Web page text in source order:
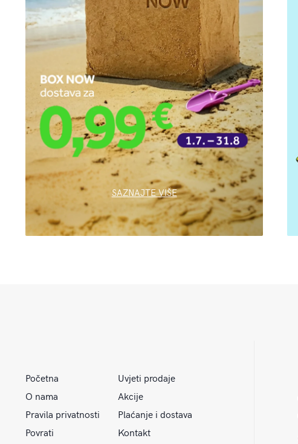
SAZNAJTE VIŠE
Početna
Uvjeti prodaje
O nama
Akcije
Pravila privatnosti
Plaćanje i dostava
Povrati
Kontakt